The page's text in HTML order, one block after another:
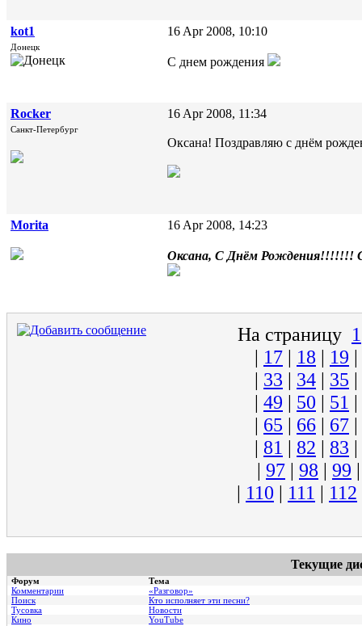
kot1
Донецк
16 Apr 2008, 10:10
С днем рождения
Rocker
Санкт-Петербург
16 Apr 2008, 11:34
Оксана! Поздравляю с днём
Morita 16 Apr 2008, 14:23
Оксана, С Днём Рождения!!!!!!!
На страницу 1
| 17 | 18 | 19 |
| 33 | 34 | 35 |
| 49 | 50 | 51 |
| 65 | 66 | 67 |
| 81 | 82 | 83 |
| 97 | 98 | 99
| 110 | 111 | 112
Текущие
Форум
Тема
Комментарии
«Разговор»
Поиск
Кто исполняет эти песни?
Тусовка
Новости
Кино
YouTube